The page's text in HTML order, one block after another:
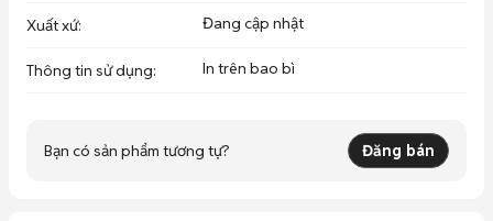
Xuất xứ: Đang cập nhật
Thông tin sử dụng: In trên bao bì
Bạn có sản phẩm tương tự? Đăng bán